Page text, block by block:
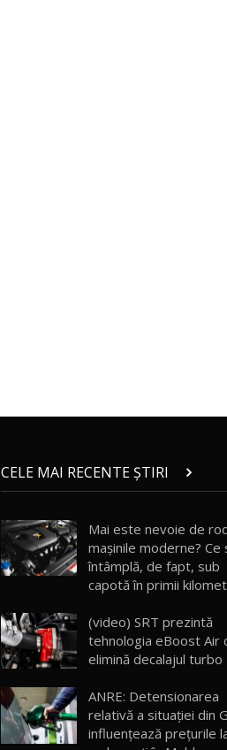
CELE MAI RECENTE ȘTIRI
Mai este nevoie de
mașinile moderne? Ce
întâmplă, de fapt, sub
capotă în primii
(video) SRT prezintă
tehnologia eBoost Air
elimină decalajul turbo
ANRE: Detensionarea
relativă a situației din
influențează prețurile